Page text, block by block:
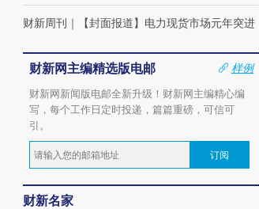
财新周刊 ｜ 【封面报道】电力现货市场元年突进
财新网主编精选版电邮
样例
财新网新闻版电邮全新升级！财新网主编精心编
写，每个工作日定时投递，篇篇重磅，可信可
引。
订阅
财新名家